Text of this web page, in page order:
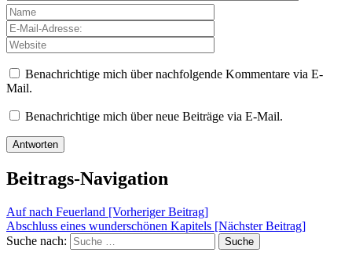
Benachrichtige mich über nachfolgende Kommentare via E-
Mail.
Benachrichtige mich über neue Beiträge via E-Mail.
Beitrags-Navigation
Auf nach Feuerland [Vorheriger Beitrag]
Abschluss eines wunderschönen Kapitels [Nächster Beitrag]
Suche nach:
Suche